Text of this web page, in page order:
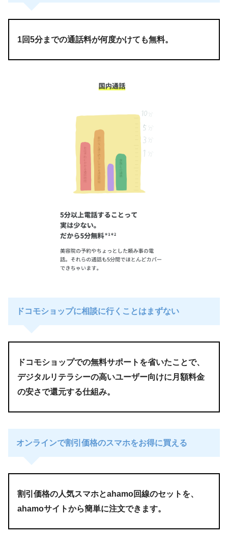
1回5分までの通話料が何度かけても無料。
ドコモショップに相談に行くことはまずない
ドコモショップでの無料サポートを省いたことで、
デジタルリテラシーの高いユーザー向けに月額料金
の安さで還元する仕組み。
オンラインで割引価格のスマホをお得に買える
割引価格の人気スマホとahamo回線のセットを、
ahamoサイトから簡単に注文できます。